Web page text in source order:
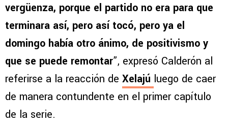
vergüenza, porque el partido no era para que
terminara así, pero así tocó, pero ya el
domingo había otro ánimo, de positivismo y
que se puede remontar”, expresó Calderón al
referirse a la reacción de Xelajú luego de caer
de manera contundente en el primer capítulo
de la serie.